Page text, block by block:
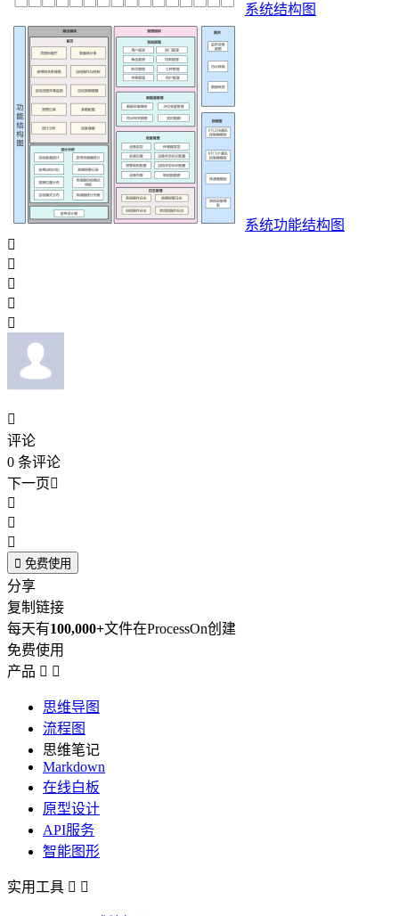
系统结构图
系统功能结构图






评论
0 条评论
下一页



 免费使用
分享
复制链接
每天有100,000+文件在ProcessOn创建
免费使用
产品  
思维导图
流程图
思维笔记
Markdown
在线白板
原型设计
API服务
智能图形
实用工具  